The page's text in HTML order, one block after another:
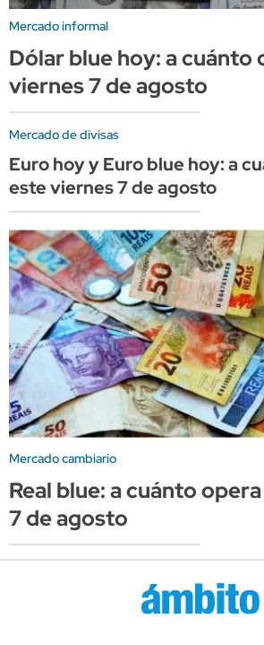
Mercado informal
Dólar blue hoy: a cuánto
viernes 7 de agosto
Mercado de divisas
Euro hoy y Euro blue hoy: a
este viernes 7 de agosto
Mercado cambiario
Real blue: a cuánto
7 de agosto